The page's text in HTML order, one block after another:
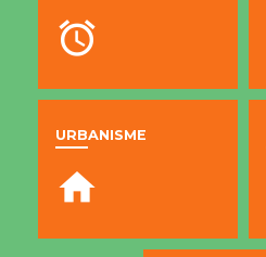
alarm
URBANISME
home